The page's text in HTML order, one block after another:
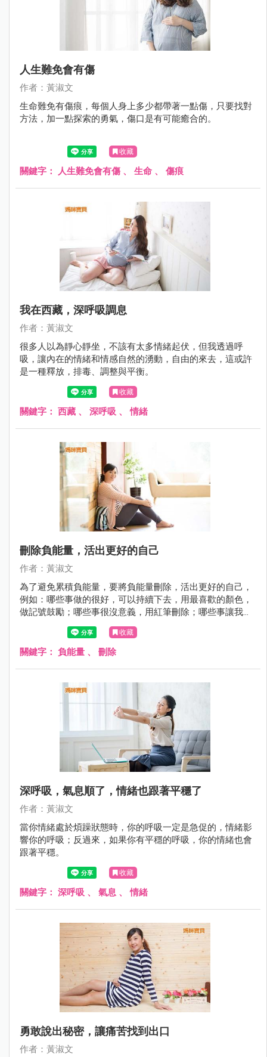
人生難免會有傷
作者：黃淑文
生命難免有傷痕，每個人身上多少都帶著一點傷，只要找對
方法，加一點探索的勇氣，傷口是有可能癒合的。
收藏
關鍵字： 人生難免會有傷 、 生命 、 傷痕
我在西藏，深呼吸調息
作者：黃淑文
很多人以為靜心靜坐，不該有太多情緒起伏，但我透過呼
吸，讓內在的情緒和情感自然的湧動，自由的來去，這或許
是一種釋放，排毒、調整與平衡。
收藏
關鍵字： 西藏 、 深呼吸 、情緒
刪除負能量，活出更好的自己
作者：黃淑文
為了避免累積負能量，要將負能量刪除，活出更好的自己，
例如：哪些事做的很好，可以持續下去，用最喜歡的顏色，
做記號鼓勵；哪些事很沒意義，用紅筆刪除；哪些事讓我不
舒服，如果再重來，怎麼做才會更好，就用藍筆修復。
收藏
關鍵字： 負能量 、 刪除
深呼吸，氣息順了，情緒也跟著平穩了
作者：黃淑文
當你情緒處於煩躁狀態時，你的呼吸一定是急促的，情緒影
響你的呼吸；反過來，如果你有平穩的呼吸，你的情緒也會
跟著平穩。
收藏
關鍵字： 深呼吸 、 氣息 、情緒
勇敢說出秘密，讓痛苦找到出口
作者：黃淑文